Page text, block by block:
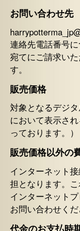
お問い合わせ先
連絡先電話番号
宛てにご請求い
す。
販売価格
対象となるデジ
において表示さ
っております。）
販売価格以外の
インターネット
担となります。
インターネット
お問い合わせくだ